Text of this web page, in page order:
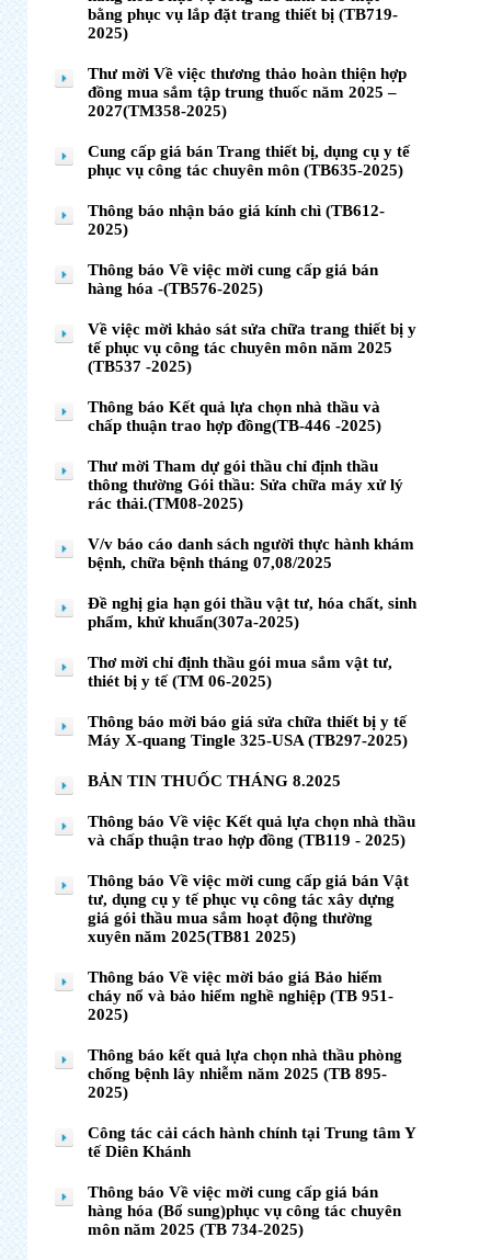
bằng phục vụ lắp đặt trang thiết bị (TB719-
2025)
Thư mời Về việc thương thảo hoàn thiện hợp
đồng mua sắm tập trung thuốc năm 2025 –
2027(TM358-2025)
Cung cấp giá bán Trang thiết bị, dụng cụ y tế
phục vụ công tác chuyên môn (TB635-2025)
Thông báo nhận báo giá kính chì (TB612-
2025)
Thông báo Về việc mời cung cấp giá bán
hàng hóa -(TB576-2025)
Về việc mời khảo sát sửa chữa trang thiết bị y
tế phục vụ công tác chuyên môn năm 2025
(TB537 -2025)
Thông báo Kết quả lựa chọn nhà thầu và
chấp thuận trao hợp đồng(TB-446 -2025)
Thư mời Tham dự gói thầu chỉ định thầu
thông thường Gói thầu: Sửa chữa máy xử lý
rác thải.(TM08-2025)
V/v báo cáo danh sách người thực hành khám
bệnh, chữa bệnh tháng 07,08/2025
Đề nghị gia hạn gói thầu vật tư, hóa chất, sinh
phẩm, khử khuẩn(307a-2025)
Thơ mời chỉ định thầu gói mua sắm vật tư,
thiét bị y tế (TM 06-2025)
Thông báo mời báo giá sửa chữa thiết bị y tế
Máy X-quang Tingle 325-USA (TB297-2025)
BẢN TIN THUỐC THÁNG 8.2025
Thông báo Về việc Kết quả lựa chọn nhà thầu
và chấp thuận trao hợp đồng (TB119 - 2025)
Thông báo Về việc mời cung cấp giá bán Vật
tư, dụng cụ y tế phục vụ công tác xây dựng
giá gói thầu mua sắm hoạt động thường
xuyên năm 2025(TB81 2025)
Thông báo Về việc mời báo giá Bảo hiểm
cháy nổ và bảo hiểm nghề nghiệp (TB 951-
2025)
Thông báo kết quả lựa chọn nhà thầu phòng
chống bệnh lây nhiễm năm 2025 (TB 895-
2025)
Công tác cải cách hành chính tại Trung tâm Y
tế Diên Khánh
Thông báo Về việc mời cung cấp giá bán
hàng hóa (Bổ sung)phục vụ công tác chuyên
môn năm 2025 (TB 734-2025)